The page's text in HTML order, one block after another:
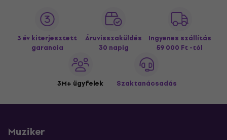
3 év kiterjesztett
garancia
Áruvisszaküldés
30 napig
Ingyenes szállítás
59 000 Ft -tól
3M+ ügyfelek Szaktanácsadás
Muziker